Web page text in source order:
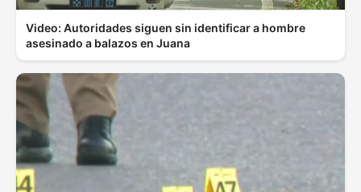
Video: Autoridades siguen sin identificar a hombre
asesinado a balazos en Juana